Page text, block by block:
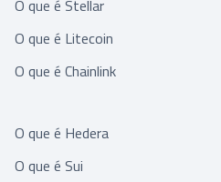
O que é Stellar
O que é Litecoin
O que é Chainlink
O que é Hedera
O que é Sui